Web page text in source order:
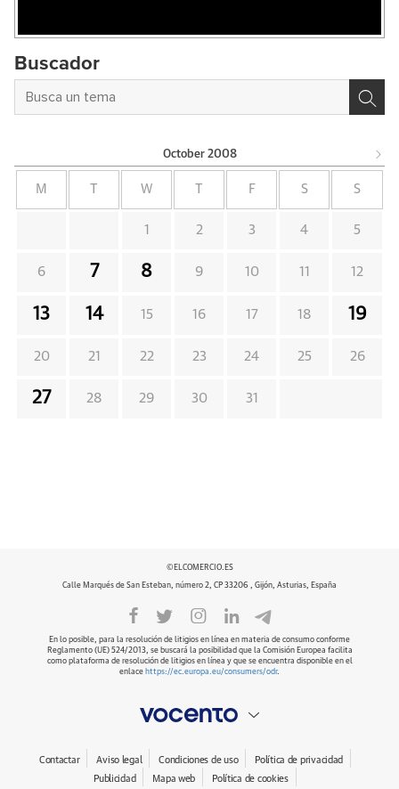
Buscador
October 2008
M W F S S
1 2 3 4 5
6 7 8 9 10 11 12
13 14 15 16 17 18 19
20 21 22 23 24 25 26
27 28 29 30 31
©ELCOMERCIO.ES
Calle Marqués de San Esteban, número 2, CP 33206 , Gijón, Asturias, España
En lo posible, para la resolución de litigios en línea en materia de consumo conforme
Reglamento (UE) 524/2013, se buscará la posibilidad que la Comisión Europea facilita
como plataforma de resolución de litigios en línea y que se encuentra disponible en el
enlace https://ec.europa.eu/consumers/odr.
Contactar Aviso legal Condiciones de uso
Política de privacidad
Publicidad
Mapa web Política de cookies